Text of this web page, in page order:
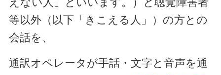
等以外（以下「きこえる人」）の方との
会話を、
通訳オペレータが手話・文字と音声を通